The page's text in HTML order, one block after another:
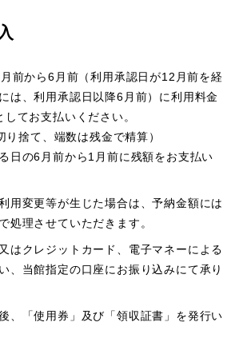
前から6月前（利用承認日が12月前を経
は、利用承認日以降6月前）に利用料金
てお支払いください。
り捨て、端数は残金で精算）
日の6月前から1月前に残額をお支払い
用変更等が生じた場合は、予納金額には
処理させていただきます。
はクレジットカード、電子マネーによる
、当館指定の口座にお振り込みにて承り
、「使用券」及び「領収証書」を発行い